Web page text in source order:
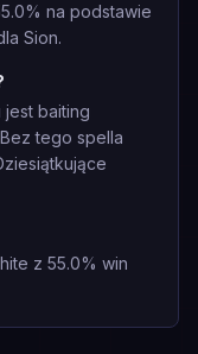
na podstawie
Sion.
baiting
tego spella
z 55.0% win